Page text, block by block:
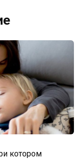
котором